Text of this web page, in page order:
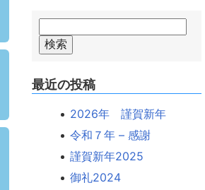
最近の投稿
2026年 謹賀新年
令和７年 – 感謝
謹賀新年2025
御礼2024